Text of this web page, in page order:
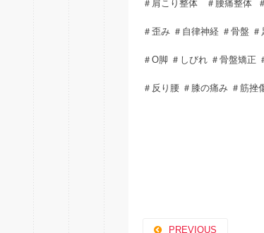
＃肩こり整体 ＃腰痛整体
＃歪み ＃自律神経 ＃骨盤
＃O脚 ＃しびれ ＃骨盤矯正
＃反り腰 ＃膝の痛み ＃筋挫
PREVIOUS